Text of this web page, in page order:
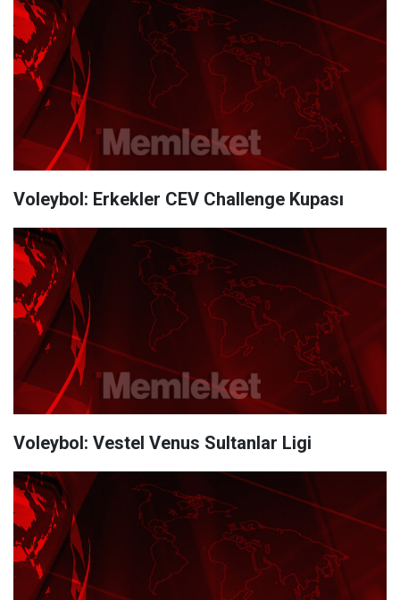
Voleybol: Erkekler CEV Challenge Kupası
Voleybol: Vestel Venus Sultanlar Ligi